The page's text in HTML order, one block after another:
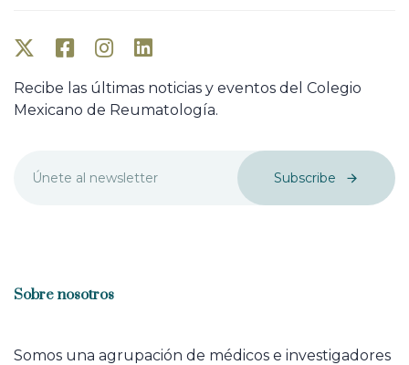
Recibe las últimas noticias y eventos del Colegio
Mexicano de Reumatología.
Subscribe
Sobre nosotros
Somos una agrupación de médicos e investigadores